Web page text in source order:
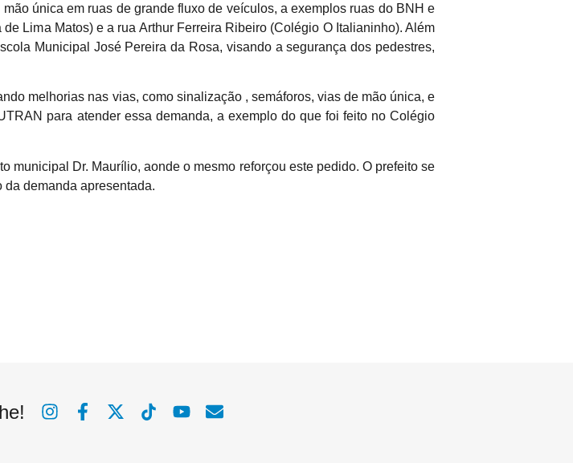
única em ruas de grande fluxo de veículos, a exemplos ruas do BNH e
Lima Matos) e a rua Arthur Ferreira Ribeiro (Colégio O Italianinho). Além
Municipal José Pereira da Rosa, visando a segurança dos pedestres,
melhorias nas vias, como sinalização , semáforos, vias de mão única, e
para atender essa demanda, a exemplo do que foi feito no Colégio
municipal Dr. Maurílio, aonde o mesmo reforçou este pedido. O prefeito se
demanda apresentada.